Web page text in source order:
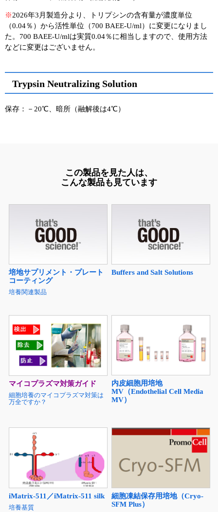
※2026年3月製造分より、トリプシンの含有量が濃度単位
（0.04％）から活性単位（700 BAEE-U/ml）に変更になりまし
た。700 BAEE-U/mlは実質0.04％に相当しますので、使用方法
などに変更はございません。
Trypsin Neutralizing Solution
保存：－20℃、暗所（融解後は4℃）
この製品を見た人は、
こんな製品も見ています
培地サプリメント・プレート
コーティング
培養関連製品
Buffers and Salt Solutions
マイコプラズマ対策ガイド
細胞培養のマイコプラズマ対策は
万全ですか？
内皮細胞用培地
MV（Endothelial Cell Media
MV）
iMatrix-511／iMatrix-511 silk
培養基質
細胞凍結保存用培地（Cryo-
SFM Plus）